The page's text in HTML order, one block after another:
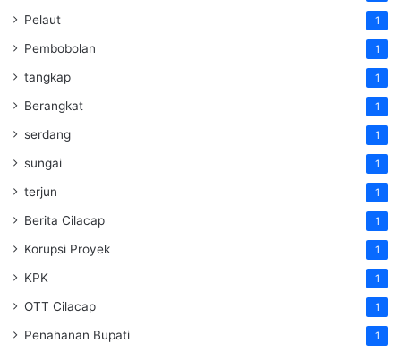
Pelaut 1
Pembobolan 1
tangkap 1
Berangkat 1
serdang 1
sungai 1
terjun 1
Berita Cilacap 1
Korupsi Proyek 1
KPK 1
OTT Cilacap 1
Penahanan Bupati 1